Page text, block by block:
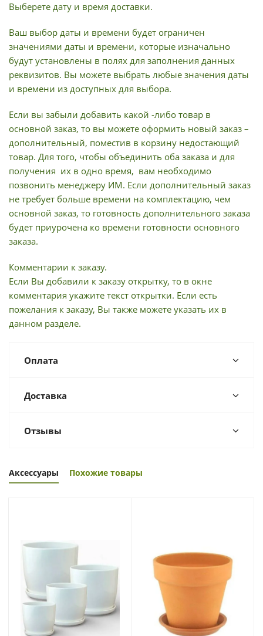
Выберете дату и время доставки.
Ваш выбор даты и времени будет ограничен
значениями даты и времени, которые изначально
будут установлены в полях для заполнения данных
реквизитов. Вы можете выбрать любые значения даты
и времени из доступных для выбора.
Если вы забыли добавить какой -либо товар в
основной заказ, то вы можете оформить новый заказ –
дополнительный, поместив в корзину недостающий
товар. Для того, чтобы объединить оба заказа и для
получения их в одно время, вам необходимо
позвонить менеджеру ИМ. Если дополнительный заказ
не требует больше времени на комплектацию, чем
основной заказ, то готовность дополнительного заказа
будет приурочена ко времени готовности основного
заказа.
Комментарии к заказу.
Если Вы добавили к заказу открытку, то в окне
комментария укажите текст открытки. Если есть
пожелания к заказу, Вы также можете указать их в
данном разделе.
Оплата
Доставка
Отзывы
Аксессуары Похожие товары